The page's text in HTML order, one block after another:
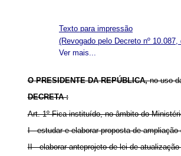
Texto para impressão
Ver mais...
(Revogado pelo Decreto nº
O PRESIDENTE DA REPÚBLICA,no uso
DECRETA :
Art. 1º Fica instituído, no âmbito do
I - estudar e elaborar proposta de
II - elaborar anteprojeto de lei de